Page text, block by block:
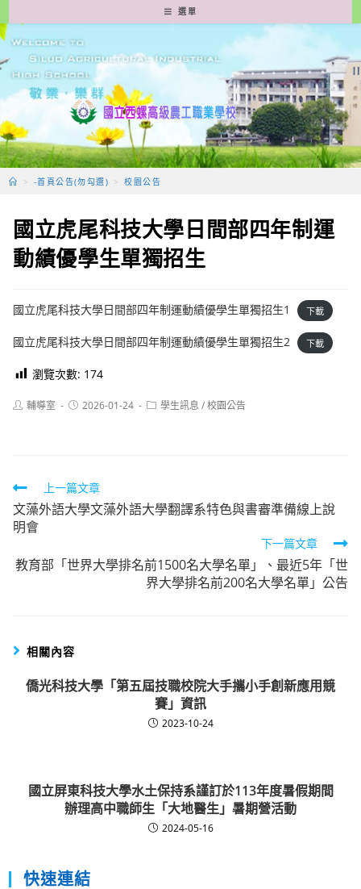
轉
至
要
容
選單
> -首頁公告(勿勾選) > 校園公告
國立虎尾科技大學日間部四年制運
動績優學生單獨招生
國立虎尾科技大學日間部四年制運動績優學生單獨招生1 下載
國立虎尾科技大學日間部四年制運動績優學生單獨招生2 下載
瀏覽次數: 174
Post輔導室
Post2026-01-24
Post學生訊息 /校園公告
Read
more
articles
上一篇文章
文藻外語大學文藻外語大學翻譯系特色與書審準備線上說
明會
下一篇文章
教育部「世界大學排名前1500名大學名單」、最近5年「世
界大學排名前200名大學名單」公告
相關內容
僑光科技大學「第五屆技職校院大手攜小手創新應用競
賽」資訊
2023-10-24
國立屏東科技大學水土保持系謹訂於113年度暑假期間
辦理高中職師生「大地醫生」暑期營活動
2024-05-16
快速連結